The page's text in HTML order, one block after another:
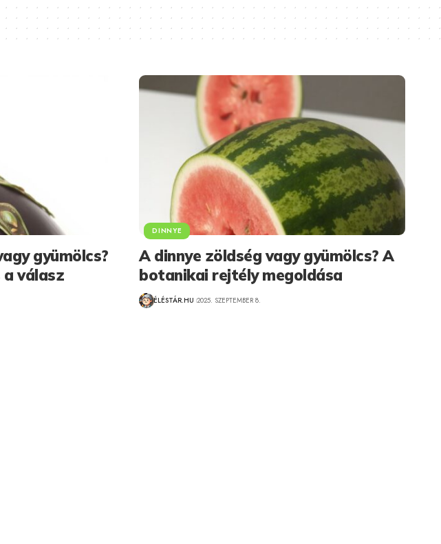
gyümölcs?
válasz
DINNYE
A dinnye zöldség vagy gyümölcs? A
botanikai rejtély megoldása
ÉLÉSTÁR.HU 2025. SZEPTEMBER 8.